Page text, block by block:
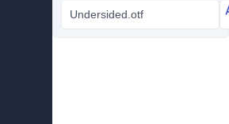
Undersided.otf